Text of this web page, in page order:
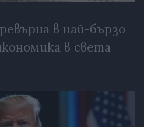
в най-бързо
в света